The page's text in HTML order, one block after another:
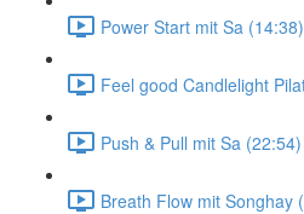
Power Start mit Sa (14:38)
Feel good Candlelight
Push & Pull mit Sa (22:54)
Breath Flow mit Songhay